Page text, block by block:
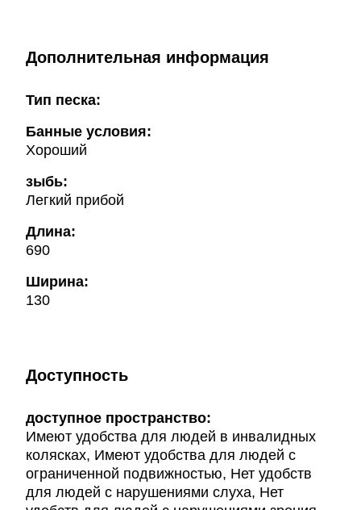
Дополнительная информация
Тип песка:
Банные условия:
Хороший
зыбь:
Легкий прибой
Длина:
690
Ширина:
130
Доступность
доступное пространство:
Имеют удобства для людей в инвалидных
колясках, Имеют удобства для людей с
ограниченной подвижностью, Нет удобств
для людей с нарушениями слуха, Нет